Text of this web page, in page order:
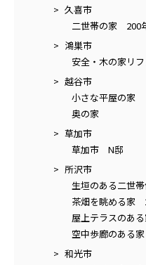
久喜市
二世帯の家 200
鴻巣市
安全・木の家リ
越谷市
小さな平屋の家
奥の家
草加市
草加市 N邸
所沢市
生垣のある二世
茶畑を眺める家
屋上テラスのあ
空中歩廊のある家
和光市